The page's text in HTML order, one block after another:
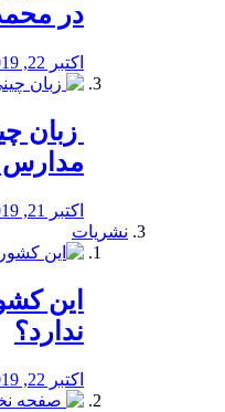
در
اکتبر 22, 2019
زبان
مدارس
اکتبر 21, 2019
نشریات
این
ندارد؟
اکتبر 22, 2019